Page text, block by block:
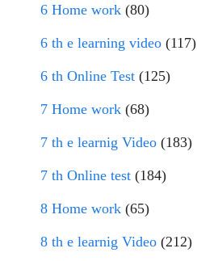
6 Home work (80)
6 th e learning video (117)
6 th Online Test (125)
7 Home work (68)
7 th e learnig Video (183)
7 th Online test (184)
8 Home work (65)
8 th e learnig Video (212)